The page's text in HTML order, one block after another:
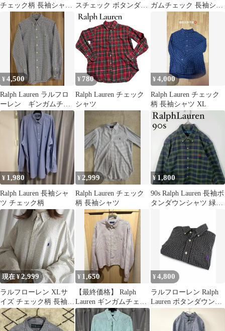
チェック柄 長袖シャツ
スチェック ボタンダウ
ン 長袖 シャツ S
ガムチェック 長袖シャ
ツ XXL
¥4,500
Ralph Lauren ラルフロ
ーレン ギンガムチェ
ックシャツ
¥ 780
Ralph Lauren チェック
シャツ
¥4,000
Ralph Lauren チェック
柄 長袖シャツ XL
¥ 1,980
Ralph Lauren 長袖シャ
ツ チェック柄
¥ 2,999
Ralph Lauren チェック
柄 長袖シャツ
¥ 1,800
90s Ralph Lauren 長袖ボ
タンダウンシャツ 緑チ
現在 ¥2,999
ラルフローレン XLサ
イズ チェック柄 長袖
ボタンダウン シャツ 古
着
¥ 1,650
【最終価格】 Ralph
Lauren ギンガムチェッ
クシャツ 短丈 00s古
¥4,800
ラルフローレン Ralph
Lauren ボタンダウンチ
ェックシャツ